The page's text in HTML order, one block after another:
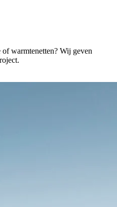
warmtenetten? Wij geven